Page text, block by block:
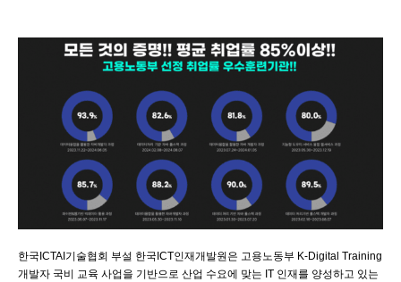
한국ICTAI기술협회 부설 한국ICT인재개발원은 고용노동부 K-Digital Training
개발자 국비 교육 사업을 기반으로 산업 수요에 맞는 IT 인재를 양성하고 있는